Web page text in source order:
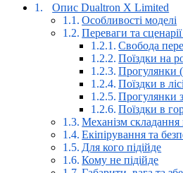
Опис Dualtron X Limited
Особливості моделі
Переваги та
Свобода
Поїздки на
Прогулянки
Поїздки в лісі
Прогулянки
Поїздки в
Механізм
Екіпірування та
Для кого підійде
Кому не підійде